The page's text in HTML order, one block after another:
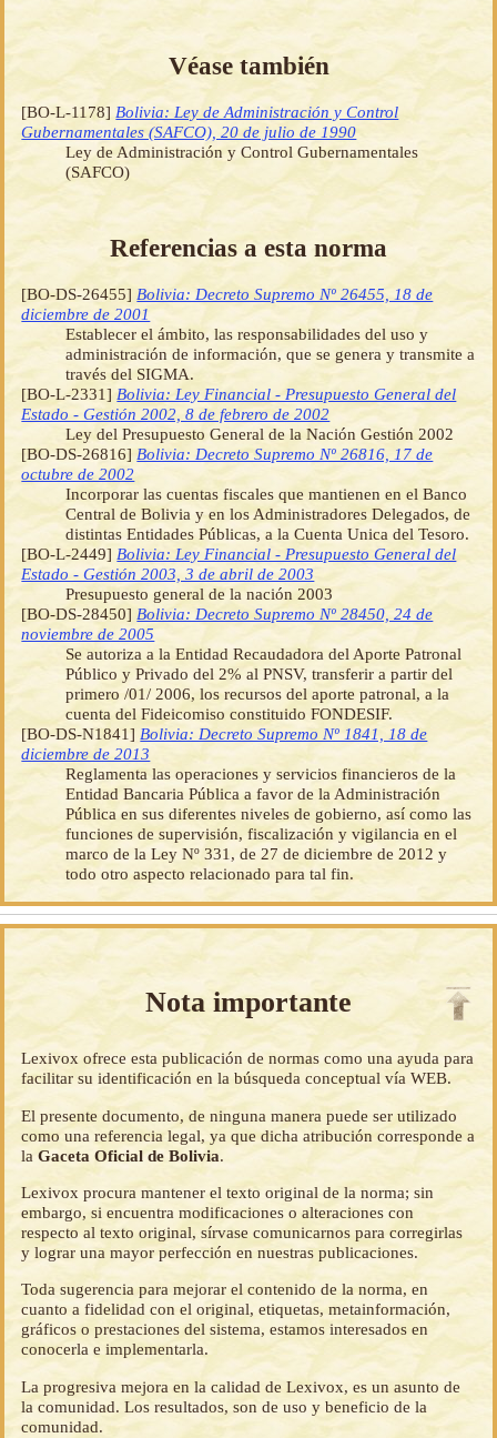
Véase también
[BO-L-1178] Bolivia: Ley de Administración y Control
Gubernamentales (SAFCO), 20 de julio de 1990
Ley de Administración y Control Gubernamentales
(SAFCO)
Referencias a esta norma
[BO-DS-26455] Bolivia: Decreto Supremo Nº 26455, 18 de
diciembre de 2001
Establecer el ámbito, las responsabilidades del uso y
administración de información, que se genera y transmite a
través del SIGMA.
[BO-L-2331] Bolivia: Ley Financial - Presupuesto General del
Estado - Gestión 2002, 8 de febrero de 2002
Ley del Presupuesto General de la Nación Gestión 2002
[BO-DS-26816] Bolivia: Decreto Supremo Nº 26816, 17 de
octubre de 2002
Incorporar las cuentas fiscales que mantienen en el Banco
Central de Bolivia y en los Administradores Delegados, de
distintas Entidades Públicas, a la Cuenta Unica del Tesoro.
[BO-L-2449] Bolivia: Ley Financial - Presupuesto General del
Estado - Gestión 2003, 3 de abril de 2003
Presupuesto general de la nación 2003
[BO-DS-28450] Bolivia: Decreto Supremo Nº 28450, 24 de
noviembre de 2005
Se autoriza a la Entidad Recaudadora del Aporte Patronal
Público y Privado del 2% al PNSV, transferir a partir del
primero /01/ 2006, los recursos del aporte patronal, a la
cuenta del Fideicomiso constituido FONDESIF.
[BO-DS-N1841] Bolivia: Decreto Supremo Nº 1841, 18 de
diciembre de 2013
Reglamenta las operaciones y servicios financieros de la
Entidad Bancaria Pública a favor de la Administración
Pública en sus diferentes niveles de gobierno, así como las
funciones de supervisión, fiscalización y vigilancia en el
marco de la Ley Nº 331, de 27 de diciembre de 2012 y
todo otro aspecto relacionado para tal fin.
Nota importante
Lexivox ofrece esta publicación de normas como una ayuda para
facilitar su identificación en la búsqueda conceptual vía WEB.
El presente documento, de ninguna manera puede ser utilizado
como una referencia legal, ya que dicha atribución corresponde a
laGaceta Oficial de Bolivia.
Lexivox procura mantener el texto original de la norma; sin
embargo, si encuentra modificaciones o alteraciones con
respecto al texto original, sírvase comunicarnos para corregirlas
y lograr una mayor perfección en nuestras publicaciones.
Toda sugerencia para mejorar el contenido de la norma, en
cuanto a fidelidad con el original, etiquetas, metainformación,
gráficos o prestaciones del sistema, estamos interesados en
conocerla e implementarla.
La progresiva mejora en la calidad de Lexivox, es un asunto de
la comunidad. Los resultados, son de uso y beneficio de la
comunidad.